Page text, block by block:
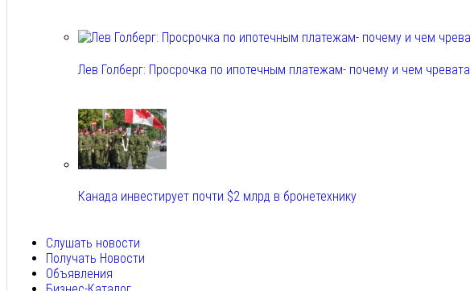
Лев Голберг: Просрочка по ипотечным платежам- почему и чем чревата
Канада инвестирует почти $2 млрд в бронетехнику
Слушать новости
Получать Новости
Объявления